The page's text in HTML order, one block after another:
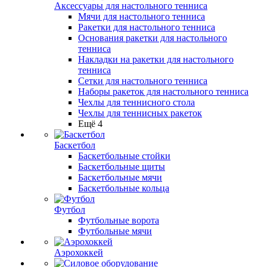
Аксессуары для настольного тенниса
Мячи для настольного тенниса
Ракетки для настольного тенниса
Основания ракетки для настольного
тенниса
Накладки на ракетки для настольного
тенниса
Сетки для настольного тенниса
Наборы ракеток для настольного тенниса
Чехлы для теннисного стола
Чехлы для теннисных ракеток
Ещё 4
Баскетбол
Баскетбольные стойки
Баскетбольные щиты
Баскетбольные мячи
Баскетбольные кольца
Футбол
Футбольные ворота
Футбольные мячи
Аэрохоккей